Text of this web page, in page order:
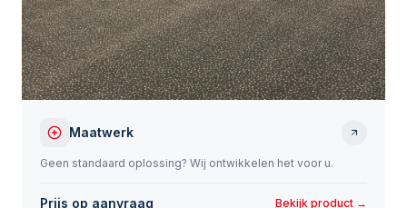
Maatwerk
Geen standaard oplossing? Wij ontwikkelen het voor u.
Prijs op aanvraag Bekijk product →